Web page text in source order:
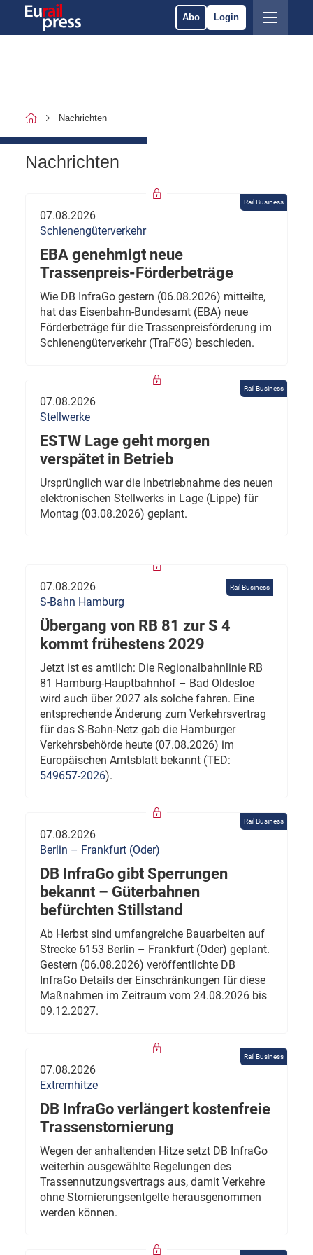
Abo Login
Nachrichten
Nachrichten
Rail Business
07.08.2026
Schienengüterverkehr
EBA genehmigt neue
Trassenpreis-Förderbeträge
Wie DB InfraGo gestern (06.08.2026) mitteilte,
hat das Eisenbahn-Bundesamt (EBA) neue
Förderbeträge für die Trassenpreisförderung im
Schienengüterverkehr (TraFöG) beschieden.
Rail Business
07.08.2026
Stellwerke
ESTW Lage geht morgen
verspätet in Betrieb
Ursprünglich war die Inbetriebnahme des neuen
elektronischen Stellwerks in Lage (Lippe) für
Montag (03.08.2026) geplant.
Rail Business
07.08.2026
S-Bahn Hamburg
Übergang von RB 81 zur S 4
kommt frühestens 2029
Jetzt ist es amtlich: Die Regionalbahnlinie RB
81 Hamburg-Hauptbahnhof – Bad Oldesloe
wird auch über 2027 als solche fahren. Eine
entsprechende Änderung zum Verkehrsvertrag
für das S-Bahn-Netz gab die Hamburger
Verkehrsbehörde heute (07.08.2026) im
Europäischen Amtsblatt bekannt (TED:
549657-2026).
Rail Business
07.08.2026
Berlin – Frankfurt (Oder)
DB InfraGo gibt Sperrungen
bekannt – Güterbahnen
befürchten Stillstand
Ab Herbst sind umfangreiche Bauarbeiten auf
Strecke 6153 Berlin – Frankfurt (Oder) geplant.
Gestern (06.08.2026) veröffentlichte DB
InfraGo Details der Einschränkungen für diese
Maßnahmen im Zeitraum vom 24.08.2026 bis
09.12.2027.
Rail Business
07.08.2026
Extremhitze
DB InfraGo verlängert kostenfreie
Trassenstornierung
Wegen der anhaltenden Hitze setzt DB InfraGo
weiterhin ausgewählte Regelungen des
Trassennutzungsvertrags aus, damit Verkehre
ohne Stornierungsentgelte herausgenommen
werden können.